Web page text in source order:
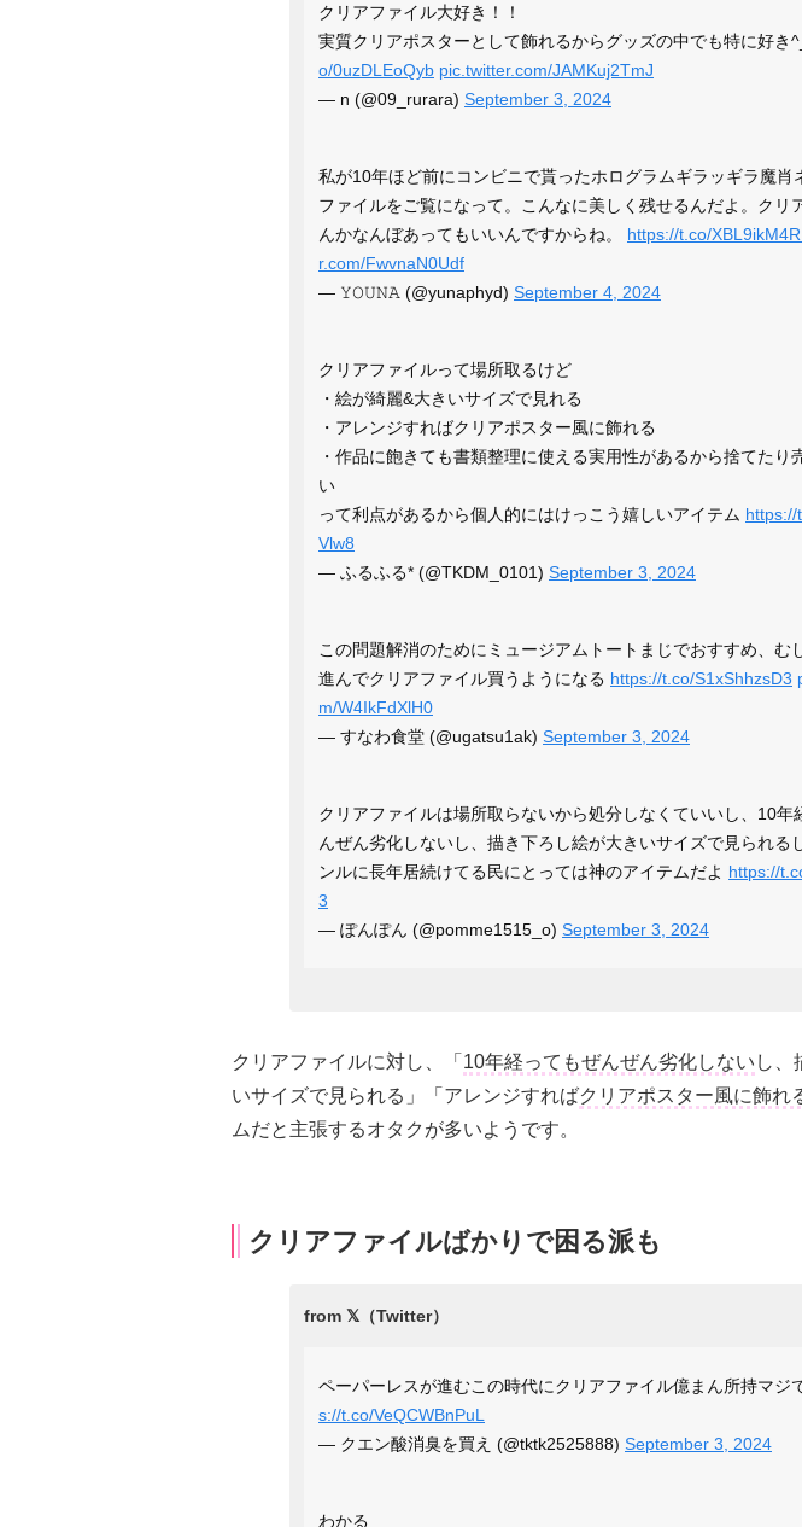
クリアファイル大好き！！
実質クリアポスターとして飾れるからグッズの中でも特に好き︎
o/0uzDLEoQyb pic.twitter.com/JAMKuj2TmJ
— n (@09_rurara) September 3, 2024
私が10年ほど前にコンビニで貰ったホログラムギラッギラ魔肖
ファイルをご覧になって。こんなに美しく残せるんだよ。クリ
んかなんぼあってもいいんですからね。 https://t.co/
r.com/FwvnaN0Udf
— 𝚈𝙾𝚄𝙽𝙰 (@yunaphyd) September 4, 2024
クリアファイルって場所取るけど
・絵が綺麗&大きいサイズで見れる
・アレンジすればクリアポスター風に飾れる
・作品に飽きても書類整理に使える実用性があるから捨てたり
い
って利点があるから個人的にはけっこう嬉しいアイテム https://
Vlw8
— ふるふる* (@TKDM_0101) September 3, 2024
この問題解消のためにミュージアムトートまじでおすすめ、む
進んでクリアファイル買うようになる https://t.co/S1xShhzsD3
m/W4IkFdXlH0
— すなわ食堂 (@ugatsu1ak) September 3, 2024
クリアファイルは場所取らないから処分しなくていいし、10年
んぜん劣化しないし、描き下ろし絵が大きいサイズで見られる
ンルに長年居続けてる民にとっては神のアイテムだよ https://
3
— ぽんぽん (@pomme1515_o) September 3, 2024
クリアファイルに対し、「 10年経ってもぜんぜん劣化しない し、
いサイズで見られる」「アレンジすればクリアポスター風に飾れ
ムだと主張するオタクが多いようです。
クリアファイルばかりで困る派も
ペーパーレスが進むこの時代にクリアファイル億まん所持マジ
s://t.co/VeQCWBnPuL
— クエン酸消臭を買え (@tktk2525888) September 3, 2024
わかる